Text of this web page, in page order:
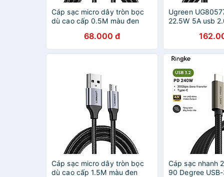
Cáp sạc micro dây tròn bọc
dù cao cấp 0.5M màu đen
Hàng chính hãng
68.000 đ
Ugreen
22.5W 5A usb
HÀNG CHÍNH
Cáp sạc micro dây tròn bọc
dù cao cấp 1.5M màu đen
Cáp sạc nhanh
90 Degree